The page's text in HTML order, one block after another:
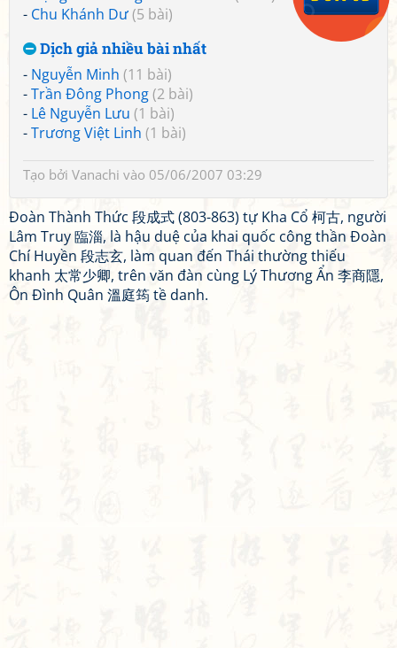
- Chu Khánh Dư(5 bài)
Dịch giả nhiều bài nhất
- Nguyễn Minh (11 bài)
-Trần Đông Phong(2 bài)
- Lê Nguyễn Lưu (1 bài)
-Trương Việt Linh (1 bài)
Tạo bởi Vanachi vào 05/06/2007 03:29
Đoàn Thành Thức 段成式 (803-863) tự Kha Cổ 柯古, người
Lâm Truy 臨淄, là hậu duệ của khai quốc công thần Đoàn
Chí Huyền 段志玄, làm quan đến Thái thường thiếu
khanh 太常少卿, trên văn đàn cùng Lý Thương Ẩn 李商隱,
Ôn Đình Quân 溫庭筠 tề danh.